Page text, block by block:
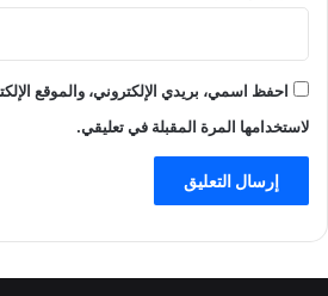
احفظ اسمي، بريدي الإلكتروني، والموقع
لاستخدامها المرة المقبلة في تعليقي.